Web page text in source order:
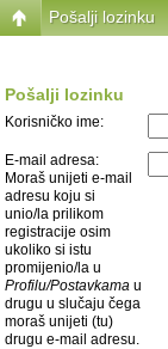
Pošalji lozinku
Pošalji lozinku
Korisničko ime:
E-mail adresa:
Moraš unijeti e-mail
adresu koju si
unio/la prilikom
registracije osim
ukoliko si istu
promijenio/la u
Profilu/Postavkama u
drugu u slučaju čega
moraš unijeti (tu)
drugu e-mail adresu.